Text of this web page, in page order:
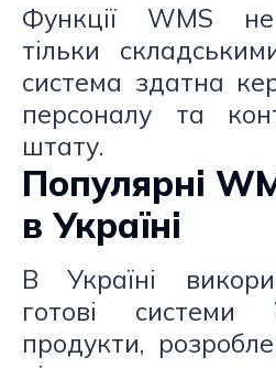
Функції WMS
тільки
система здатна
персоналу та
штату.
Популярні
в Україні
В Україні
готові
продукти,